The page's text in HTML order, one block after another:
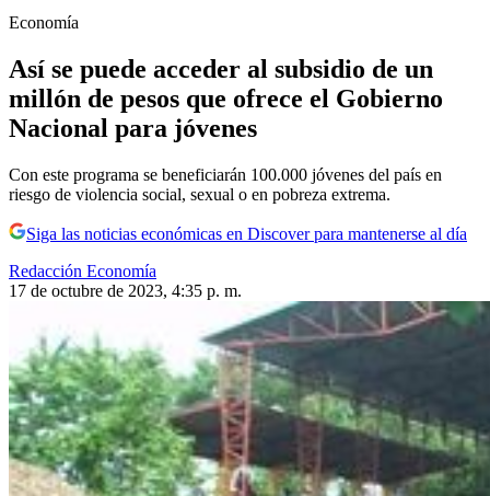
Economía
Así se puede acceder al subsidio de un
millón de pesos que ofrece el Gobierno
Nacional para jóvenes
Con este programa se beneficiarán 100.000 jóvenes del país en
riesgo de violencia social, sexual o en pobreza extrema.
Siga las noticias económicas en Discover para mantenerse al día
Redacción Economía
17 de octubre de 2023, 4:35 p. m.